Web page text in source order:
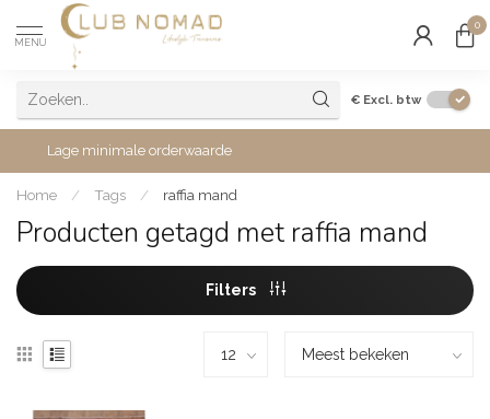
MENU
0
€ Excl. btw
Lage minimale orderwaarde
Home / Tags / raffia mand
Producten getagd met raffia mand
Filters